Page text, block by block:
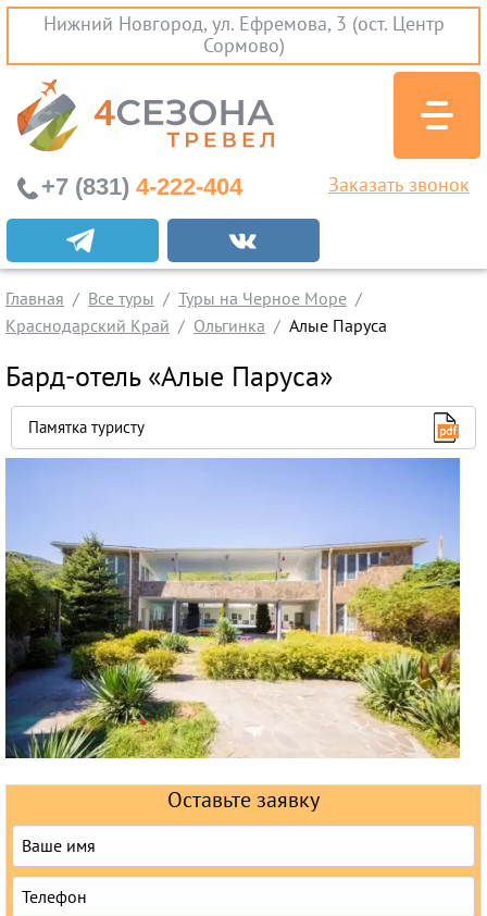
Нижний Новгород, ул. Ефремова, 3 (ост. Центр
Сормово)
Экскурсионные туры
Заграничные экскурсии
Туры на Черное Море
Абхазия
Проезд без проживания
Раннее бронирование
Железнодорожные туры
Круизы
+7 (831) 4-222-404 Заказать звонок
Главная Все туры
Туры на Черное Море
Краснодарский Край
Ольгинка Алые Паруса
Бард-отель «Алые Паруса»
Памятка туристу
Оставьте заявку